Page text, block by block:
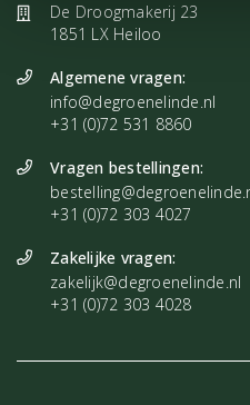
De Droogmakerij 23
1851 LX Heiloo
Algemene vragen:
info@degroenelinde.nl
+31 (0)72 531 8860
Vragen bestellingen:
+31 (0)72 303 4027
Zakelijke vragen:
zakelijk@degroenelinde.nl
+31 (0)72 303 4028